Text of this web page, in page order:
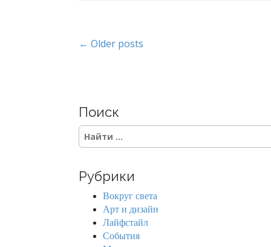
P
t
s
n
a
← Older posts
Поиск
S
e
c
Рубрики
Вокруг света
Арт и дизайн
Лайфстайл
События